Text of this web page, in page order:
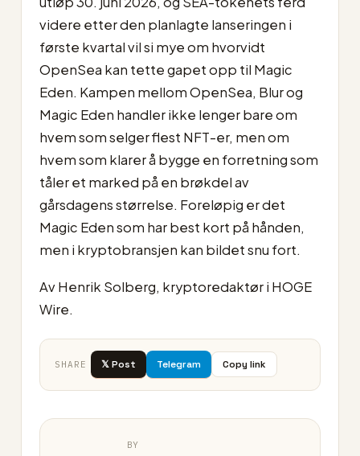
videre etter den planlagte lanseringen i
første kvartal vil si mye om hvorvidt
OpenSea kan tette gapet opp til Magic
Eden. Kampen mellom OpenSea, Blur og
Magic Eden handler ikke lenger bare om
hvem som selger flest NFT-er, men om
hvem som klarer å bygge en forretning som
tåler et marked på en brøkdel av
gårsdagens størrelse. Foreløpig er det
Magic Eden som har best kort på hånden,
men i kryptobransjen kan bildet snu fort.
Av Henrik Solberg, kryptoredaktør i HOGE
Wire.
SHARE 𝕏 Post Telegram Copy link
BY